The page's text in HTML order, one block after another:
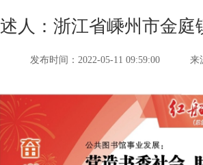
人：浙江省嵊州市金
发布时间：2022-05-11 09:59:00 来